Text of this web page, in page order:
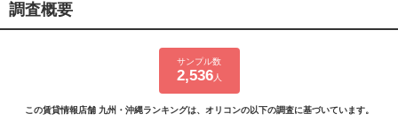
調査概要
サンプル数
2,536人
この賃貸情報店舗 九州・沖縄ランキングは、オリコンの以下の調査に基づいています。